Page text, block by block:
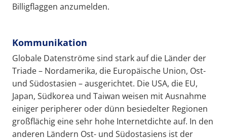
Billigflaggen anzumelden.
Kommunikation
Globale Datenströme sind stark auf die Länder der
Triade – Nordamerika, die Europäische Union, Ost-
und Südostasien – ausgerichtet. Die USA, die EU,
Japan, Südkorea und Taiwan weisen mit Ausnahme
einiger peripherer oder dünn besiedelter Regionen
großflächig eine sehr hohe Internetdichte auf. In den
anderen Ländern Ost- und Südostasiens ist der